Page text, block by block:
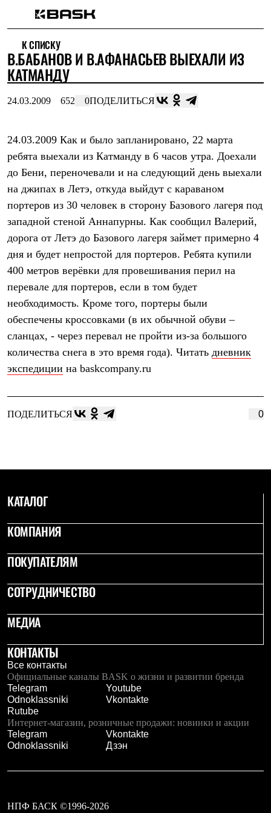
Интернет-магазин
Мужская одежда
Утепленная пухом
Куртки
Жилеты
Куртки
Штормовая одежда
Куртки
Софтшелл одежда
Куртки
Брюки
Флисовая одежда
Куртки
Брюки
Термобелье
Теплое термобелье
Среднее термобелье
Легкое термобелье
Лёгкая одежда
Футболки
Рубашки
Толстовки
Брюки
Куртки
Брюки
Куртки
Софтшелл одежда
Брюки
Лёгкая одежда
Рубашки
Футболки
Брюки
Термобелье
Среднее термобелье
Легкое термобелье
Флисовая одежда
Куртки
Брюки
Детская одежда
Утепленная пухом
Комбинезоны
Куртки
Брюки
Утепленная синтетикой
Комбинезоны
Брюки
Толстовки
К СПИСКУ
В.БАБАНОВ И В.АФАНАСЬЕВ ВЫЕХАЛИ ИЗ
КАТМАНДУ
24.03.2009 652 0ПОДЕЛИТЬСЯ
24.03.2009 Как и было запланировано, 22 марта
ребята выехали из Катманду в 6 часов утра. Доехали
до Бени, переночевали и на следующий день выехали
на джипах в Летэ, откуда выйдут с караваном
портеров из 30 человек в сторону Базового лагеря под
западной стеной Аннапурны. Как сообщил Валерий,
дорога от Летэ до Базового лагеря займет примерно 4
дня и будет непростой для портеров. Ребята купили
400 метров верёвки для провешивания перил на
перевале для портеров, если в том будет
необходимость. Кроме того, портеры были
обеспечены кроссовками (в их обычной обуви –
сланцах, - через перевал не пройти из-за большого
количества снега в это время года). Читать дневник
экспедиции на baskcompany.ru
ПОДЕЛИТЬСЯ 0
КАТАЛОГ
КОМПАНИЯ
ПОКУПАТЕЛЯМ
СОТРУДНИЧЕСТВО
МЕДИА
КОНТАКТЫ
Все контакты
Официальные каналы BASK о жизни и развитии бренда
Telegram
Youtube
Odnoklassniki
Vkontakte
Rutube
Интернет-магазин, розничные продажи: новинки и акции
Telegram
Vkontakte
Odnoklassniki
Дзэн
НПФ БАСК ©1996-2026